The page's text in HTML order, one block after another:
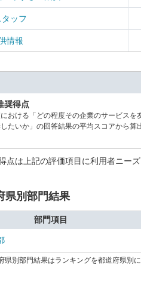
タッフ
情報
奨得点
おける「どの程度その企業のサービスを
たいか」の回答結果の平均スコアから算
点は上記の評価項目に利用者ニー
県別部門結果
部門項目
県別部門結果はランキングを都道府県別に